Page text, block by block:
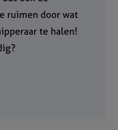
ruimen door wat
te halen!